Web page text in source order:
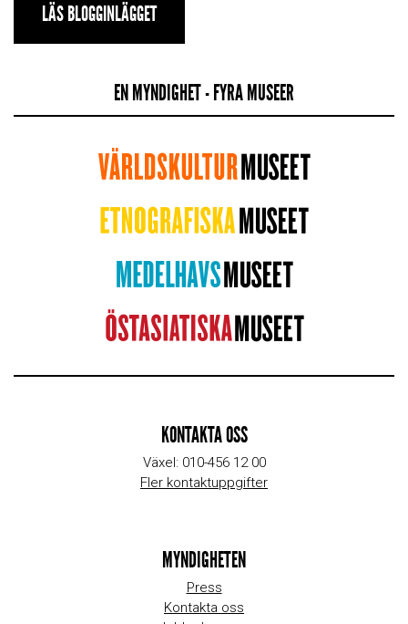
LÄS BLOGGINLÄGGET
EN MYNDIGHET - FYRA MUSEER
KONTAKTA OSS
Växel: 010-456 12 00
Fler kontaktuppgifter
MYNDIGHETEN
Press
Kontakta oss